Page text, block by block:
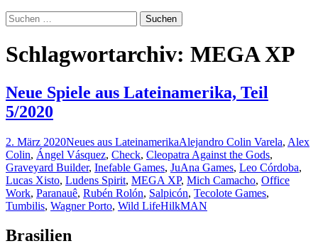
Suchen
nach:
Schlagwortarchiv: MEGA XP
Neue Spiele aus Lateinamerika, Teil
5/2020
2. März 2020Neues aus LateinamerikaAlejandro Colin Varela, Alex
Colin, Ángel Vásquez, Check, Cleopatra Against the Gods,
Graveyard Builder, Inefable Games, JuAna Games, Leo Córdoba,
Lucas Xisto, Ludens Spirit, MEGA XP, Mich Camacho, Office
Work, Paranauê, Rubén Rolón, Salpicón, Tecolote Games,
Tumbilis, Wagner Porto, Wild LifeHilkMAN
Brasilien